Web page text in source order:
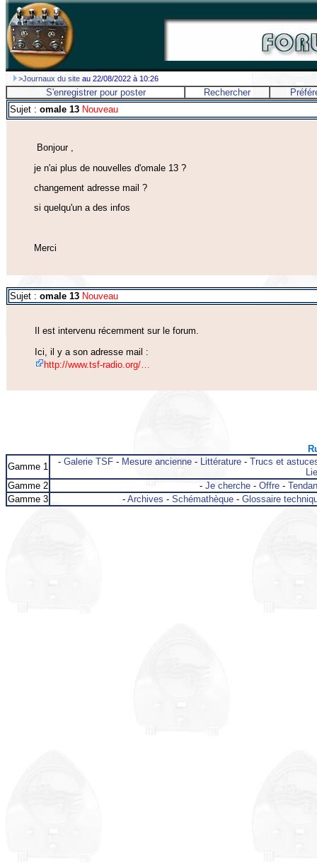
>Journaux du site au 22/08/2022 à 10:26
S'enregistrer pour poster Rechercher
Sujet : omale 13 Nouveau
Bonjour ,
je n'ai plus de nouvelles d'omale 13 ?
changement adresse mail ?
si quelqu'un a des infos
Merci
Sujet : omale 13 Nouveau
Il est intervenu récemment sur le forum.
Ici, il y a son adresse mail :
http://www.tsf-radio.org/…
Gamme 1
- Galerie TSF- Mesure ancienne- Littérature- Trucs et
Gamme 2
- Je cherche- Offre-
Gamme 3
- Archives - Schémathèque- Glossaire